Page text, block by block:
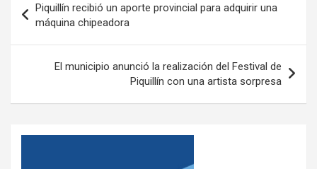
p
p
o
k
tir
Piquillín recibió un aporte provincial para adquirir una
máquina chipeadora
El municipio anunció la realización del Festival de
Piquillín con una artista sorpresa